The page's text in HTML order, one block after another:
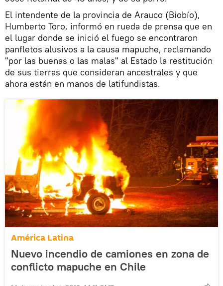
El intendente de la provincia de Arauco (Biobío),
Humberto Toro, informó en rueda de prensa que en
el lugar donde se inició el fuego se encontraron
panfletos alusivos a la causa mapuche, reclamando
"por las buenas o las malas" al Estado la restitución
de sus tierras que consideran ancestrales y que
ahora están en manos de latifundistas.
América Latina
Nuevo incendio de camiones en zona de
conflicto mapuche en Chile